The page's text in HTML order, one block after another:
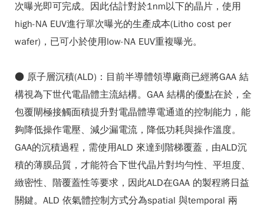
次曝光即可完成。因此估計對於1nm以下的晶片，使用
high-NA EUV進行單次曝光的生產成本(Litho cost per
wafer)，已可小於使用low-NA EUV重複曝光。
● 原子層沉積(ALD)：目前半導體領導廠商已經將GAA 結
構視為下世代電晶體主流結構。GAA 結構的優點在於，全
包覆閘極接觸面積提升對電晶體導電通道的控制能力，能
夠降低操作電壓、減少漏電流，降低功耗與操作溫度。
GAA的沉積過程，需使用ALD 來達到階梯覆蓋，由ALD沉
積的薄膜品質，才能符合下世代晶片對均勻性、平坦度、
緻密性、階覆蓋性等要求，因此ALD在GAA 的製程將日益
關鍵。ALD 依氣體控制方式分為spatial 與temporal 兩